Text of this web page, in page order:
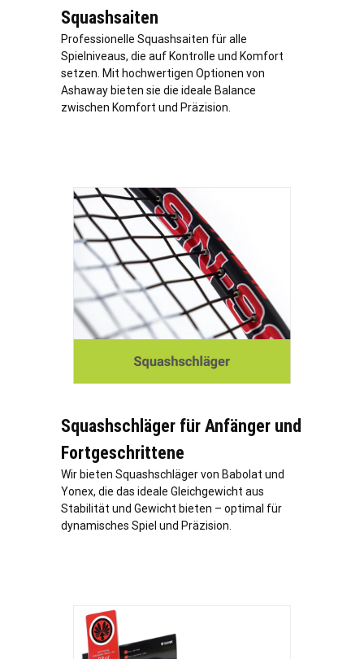
Squashsaiten
Professionelle Squashsaiten für alle
Spielniveaus, die auf Kontrolle und Komfort
setzen. Mit hochwertigen Optionen von
Ashaway bieten sie die ideale Balance
zwischen Komfort und Präzision.
Squashschläger für Anfänger und
Fortgeschrittene
Wir bieten Squashschläger von Babolat und
Yonex, die das ideale Gleichgewicht aus
Stabilität und Gewicht bieten – optimal für
dynamisches Spiel und Präzision.